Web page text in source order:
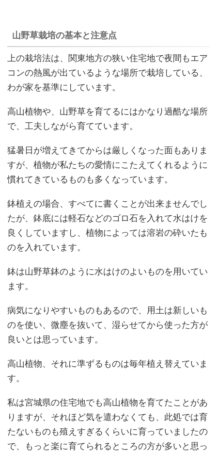
山野草栽培の基本と注意点
上の栽培法は、関東地方の狭い住宅地で夜間もエア
コンの熱風が出ているような場所で栽培している、
わが家を基準にしています。
高山植物や、山野草を育てるにはかなり過酷な場所
で、工夫しながら育てています。
猛暑日が増えてきてからは厳しくなった面もありま
すが、植物が私たちの愛情にこたえてくれるように
慣れてきているものも多くなっています。
鉢植えの場合、すべてに書くことが出来ませんでし
たが、鉢底には軽石などのゴロ石を入れて水はけを
良くしていますし、植物によっては溶岩の砕いたも
のを入れています。
鉢は山野草鉢のように水はけのよいものを用いてい
ます。
病気になりやすいものもあるので、用土は新しいも
のを使い、微塵を抜いて、湿らせてから使った方が
良いとは思っています。
高山植物、それに準ずるものは毎年植え替えていま
す。
私は宮城県の住宅地でも高山植物を育てたことがあ
りますが、それほど気を遣わなくても、此処では育
たないものも殖えすぎるくらいに育っていましたの
で、もっと楽に育てられるところの方が多いと思っ